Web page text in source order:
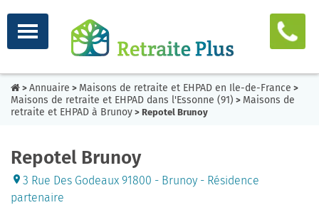
> Annuaire > Maisons de retraite et EHPAD en Ile-de-France >
Maisons de retraite et EHPAD dans l'Essonne (91) > Maisons de
retraite et EHPAD à Brunoy > Repotel Brunoy
Repotel Brunoy
3 Rue Des Godeaux 91800 - Brunoy - Résidence
partenaire